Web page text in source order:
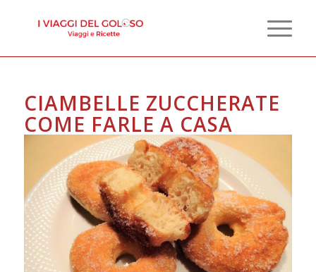
CIAMBELLE ZUCCHERATE
COME FARLE A CASA